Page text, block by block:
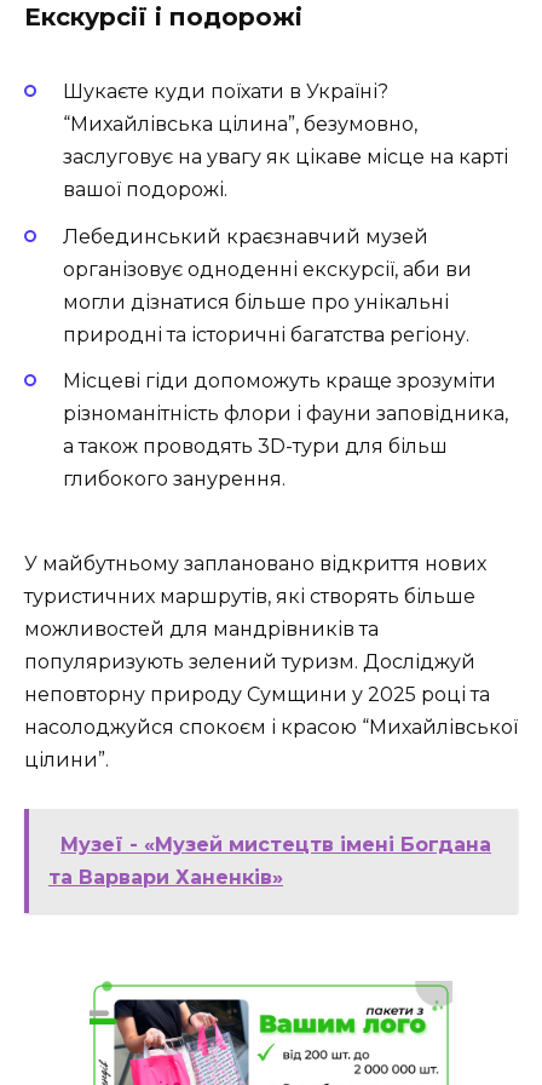
Екскурсії і подорожі
Шукаєте куди поїхати в Україні?
“Михайлівська цілина”, безумовно,
заслуговує на увагу як цікаве місце на карті
вашої подорожі.
Лебединський краєзнавчий музей
організовує одноденні екскурсії, аби ви
могли дізнатися більше про унікальні
природні та історичні багатства регіону.
Місцеві гіди допоможуть краще зрозуміти
різноманітність флори і фауни заповідника,
а також проводять 3D-тури для більш
глибокого занурення.
У майбутньому заплановано відкриття нових
туристичних маршрутів, які створять більше
можливостей для мандрівників та
популяризують зелений туризм. Досліджуй
неповторну природу Сумщини у 2025 році та
насолоджуйся спокоєм і красою “Михайлівської
цілини”.
Музеї - «Музей мистецтв імені Богдана
та Варвари Ханенків»